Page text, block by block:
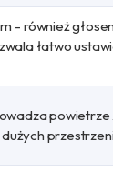
– również
łatwo
powietrze